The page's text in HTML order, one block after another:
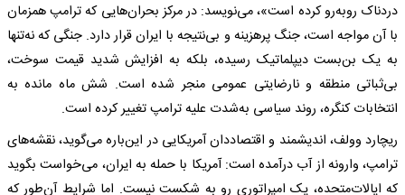
دردناک رو‌به‌رو کرده است»، می‌نویسد: در مرکز بحران‌هایی که ترامپ همزمان
با آن مواجه است، جنگ پرهزینه و بی‌نتیجه با ایران قرار دارد. جنگی که نه‌تنها
به یک بن‌بست دیپلماتیک رسیده، بلکه به افزایش شدید قیمت سوخت،
بی‌ثباتی منطقه‌ و نارضایتی عمومی منجر شده است. شش ماه مانده به
انتخابات کنگره، روند سیاسی به‌شدت علیه ترامپ تغییر کرده است.
ریچارد وولف، اندیشمند و اقتصاددان آمریکایی در این‌باره می‌گوید، نقشه‌های
ترامپ، وارونه از آب درآمده است: آمریکا با حمله به ایران، می‌خواست بگوید
که ایالات‌متحده، یک امپراتوری رو به شکست نیست. اما شرایط آن‌طور که